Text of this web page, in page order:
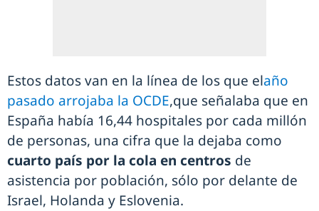
Estos datos van en la línea de los que elaño
pasado arrojaba la OCDE,que señalaba que en
España había 16,44 hospitales por cada millón
de personas, una cifra que la dejaba como
cuarto país por la cola en centros de
asistencia por población, sólo por delante de
Israel, Holanda y Eslovenia.